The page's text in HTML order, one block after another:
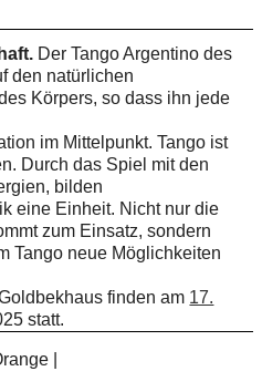
Der Tango Argentino des
den natürlichen
Körpers, so dass ihn jede
im Mittelpunkt. Tango ist
Durch das Spiel mit den
bilden
eine Einheit. Nicht nur die
zum Einsatz, sondern
Tango neue Möglichkeiten
finden am 17.
statt.
|